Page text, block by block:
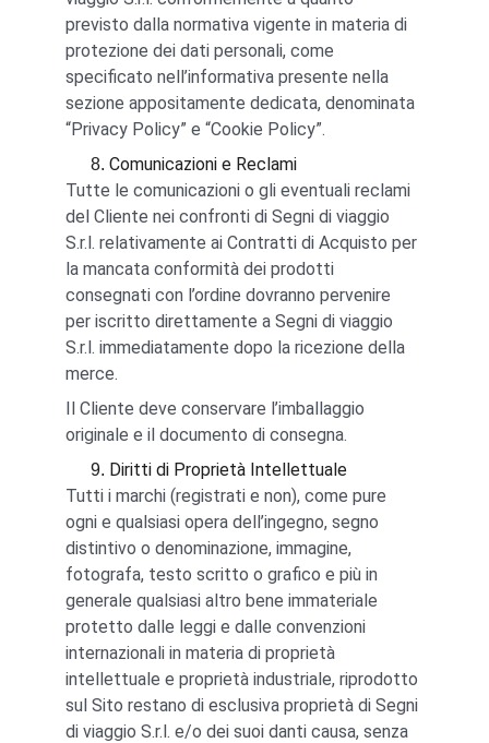
previsto dalla normativa vigente in materia di
protezione dei dati personali, come
specificato nell’informativa presente nella
sezione appositamente dedicata, denominata
“Privacy Policy” e “Cookie Policy”.
Comunicazioni e Reclami
Tutte le comunicazioni o gli eventuali reclami
del Cliente nei confronti di Segni di viaggio
S.r.l. relativamente ai Contratti di Acquisto per
la mancata conformità dei prodotti
consegnati con l’ordine dovranno pervenire
per iscritto direttamente a Segni di viaggio
S.r.l. immediatamente dopo la ricezione della
merce.
Il Cliente deve conservare l’imballaggio
originale e il documento di consegna.
Diritti di Proprietà Intellettuale
Tutti i marchi (registrati e non), come pure
ogni e qualsiasi opera dell’ingegno, segno
distintivo o denominazione, immagine,
fotografa, testo scritto o grafico e più in
generale qualsiasi altro bene immateriale
protetto dalle leggi e dalle convenzioni
internazionali in materia di proprietà
intellettuale e proprietà industriale, riprodotto
sul Sito restano di esclusiva proprietà di Segni
di viaggio S.r.l. e/o dei suoi danti causa, senza